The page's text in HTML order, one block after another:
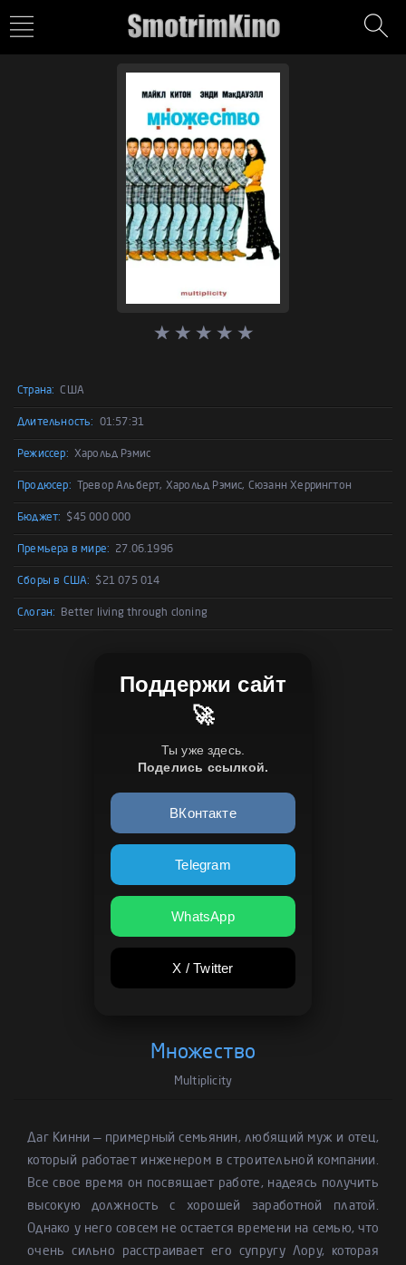
Страна: США
Длительность: 01:57:31
Режиссер: Харольд Рэмис
Продюсер: Тревор Альберт, Харольд Рэмис, Сюзанн Херрингтон
Бюджет: $45 000 000
Премьера в мире: 27.06.1996
Сборы в США: $21 075 014
Слоган: Better living through cloning
Поддержи сайт
🚀
Ты уже здесь.
Поделись ссылкой.
ВКонтакте
Telegram
WhatsApp
X / Twitter
Множество
Multiplicity
Даг Кинни — примерный семьянин, любящий муж и отец,
который работает инженером в строительной компании.
Все свое время он посвящает работе, надеясь получить
высокую должность с хорошей заработной платой.
Однако у него совсем не остается времени на семью, что
очень сильно расстраивает его супругу Лору, которая